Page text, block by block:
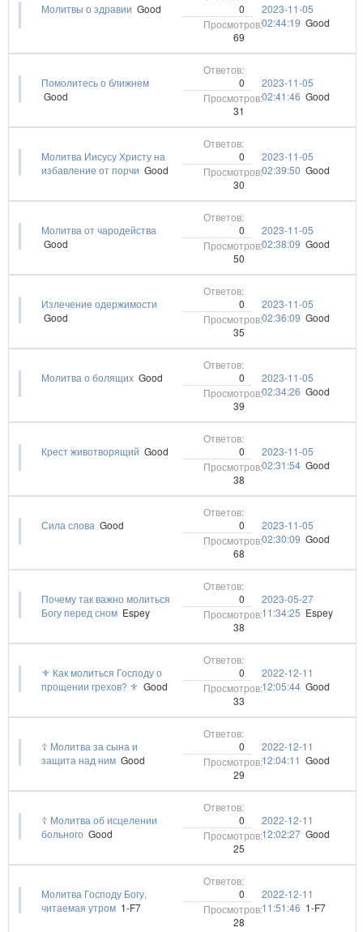
Молитвы о здравии Good 0
69
2023-11-05
02:44:19 Good
Помолитесь о ближнем
Good
0
31
2023-11-05
02:41:46 Good
Молитва Иисусу Христу на
избавление от порчи Good
0
30
2023-11-05
02:39:50 Good
Молитва от чародейства
Good
0
50
2023-11-05
02:38:09 Good
Излечение одержимости
Good
0
35
2023-11-05
02:36:09 Good
Молитва о болящих Good 0
39
2023-11-05
02:34:26 Good
Крест животворящий Good 0
38
2023-11-05
02:31:54 Good
Сила слова Good 0
68
2023-11-05
02:30:09 Good
Почему так важно молиться
Богу перед сном Espey
0
38
2023-05-27
11:34:25 Espey
⚜ Как молиться Господу о
прощении грехов? ⚜ Good
0
33
2022-12-11
12:05:44 Good
☦️ Молитва за сына и
защита над ним Good
0
29
2022-12-11
12:04:11 Good
☦ Молитва об исцелении
больного Good
0
25
2022-12-11
12:02:27 Good
Молитва Господу Богу,
читаемая утром 1-F7
0
28
2022-12-11
11:51:46 1-F7